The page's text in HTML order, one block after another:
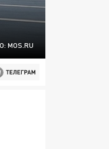
MOS.RU